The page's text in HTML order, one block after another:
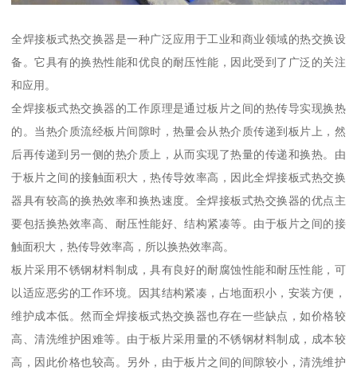
全焊接板式热交换器是一种广泛应用于工业和商业领域的热交换设
备。它具有的换热性能和优良的耐压性能，因此受到了广泛的关注
和应用。
全焊接板式热交换器的工作原理是通过板片之间的热传导实现换热
的。当热介质流经板片间隙时，热量会从热介质传递到板片上，然
后再传递到另一侧的热介质上，从而实现了热量的传递和换热。由
于板片之间的接触面积大，热传导效率高，因此全焊接板式热交换
器具有较高的换热效率和换热速度。全焊接板式热交换器的优点主
要包括换热效率高、耐压性能好、结构紧凑等。由于板片之间的接
触面积大，热传导效率高，所以换热效率高。
板片采用不锈钢材料制成，具有良好的耐腐蚀性能和耐压性能，可
以适应恶劣的工作环境。因其结构紧凑，占地面积小，安装方便，
维护成本低。然而全焊接板式热交换器也存在一些缺点，如价格较
高、清洗维护困难等。由于板片采用量的不锈钢材料制成，成本较
高，因此价格也较高。另外，由于板片之间的间隙较小，清洗维护